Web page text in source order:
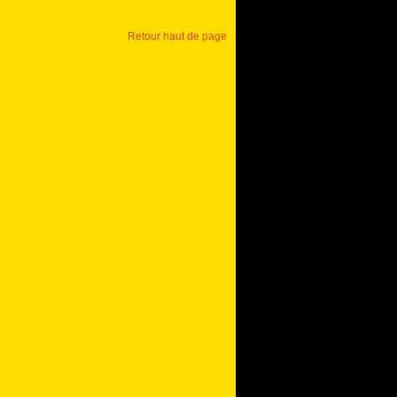
Retour haut de page